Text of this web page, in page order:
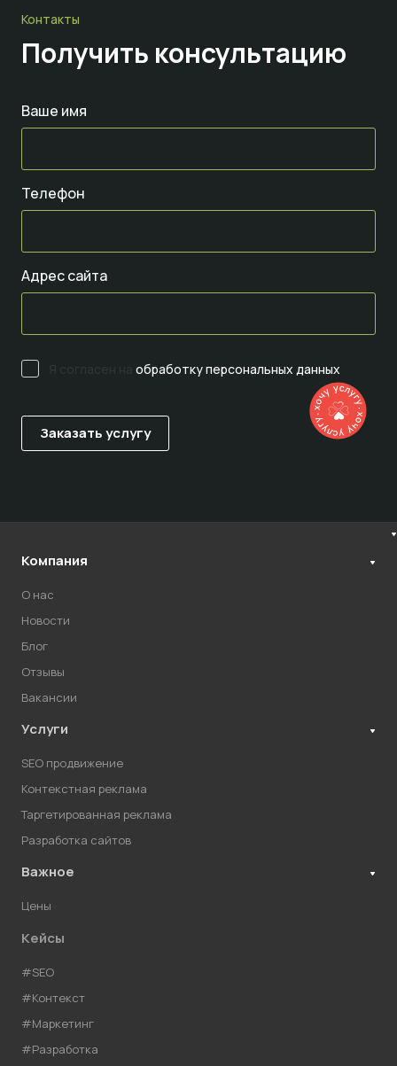
Контакты
Получить консультацию
Ваше имя
Телефон
Адрес сайта
Я согласен на обработку персональных данных
Компания
О нас
Новости
Блог
Отзывы
Вакансии
Услуги
SEO продвижение
Контекстная реклама
Таргетированная реклама
Разработка сайтов
Важное
Цены
Кейсы
#SEO
#Контекст
#Маркетинг
#Разработка